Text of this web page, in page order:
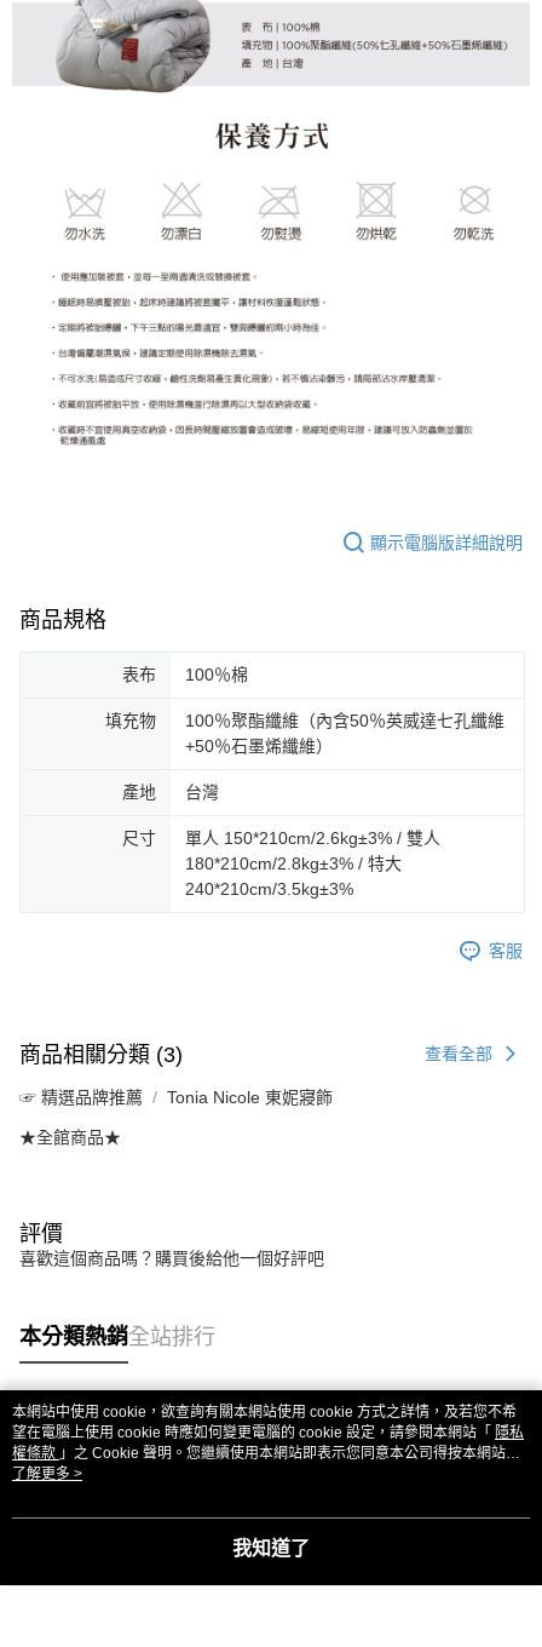
顯示電腦版詳細說明
商品規格
表布 100％棉
填充物
100％聚酯纖維（內含50％英威達七孔纖維
+50％石墨烯纖維）
產地 台灣
尺寸
單人 150*210cm/2.6kg±3% / 雙人
180*210cm/2.8kg±3% / 特大
240*210cm/3.5kg±3%
客服
商品相關分類 (3) 查看全部
☞ 精選品牌推薦 Tonia Nicole 東妮寢飾
★全館商品★
評價
喜歡這個商品嗎？購買後給他一個好評吧
本分類熱銷全站排行
熱門標籤
本網站中使用 cookie，欲查詢有關本網站使用 cookie 方式之詳情，及若您不希
望在電腦上使用 cookie 時應如何變更電腦的 cookie 設定，請參閱本網站「 隱私
權條款 」之 Cookie 聲明。您繼續使用本網站即表示您同意本公司得按本網站使
用條款之 Cookie 聲明使用 cookie。
了解更多 >
我知道了